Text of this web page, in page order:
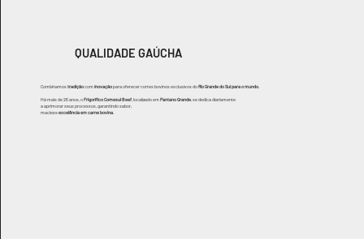
Combinamostradiçãocominovaçãopara oferecer cortes bovinos exclusivos doRio Grande do Sul para o mundo.
Há mais de 26 anos, oFrigorífico Comesul Beef, localizado emPantano Grande, se dedica diariamente
a aprimorar seus processos, garantindo sabor,
maciez eexcelência em carne bovina.
QUALIDADE GAÚCHA